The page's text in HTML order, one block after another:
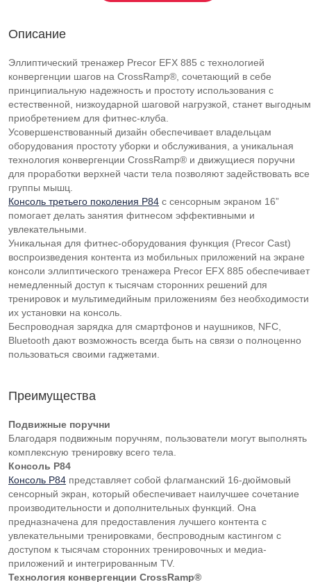
Описание
Эллиптический тренажер Precor EFX 885 с технологией
конвергенции шагов на CrossRamp®, сочетающий в себе
принципиальную надежность и простоту использования с
естественной, низкоударной шаговой нагрузкой, станет выгодным
приобретением для фитнес-клуба.
Усовершенствованный дизайн обеспечивает владельцам
оборудования простоту уборки и обслуживания, а уникальная
технология конвергенции CrossRamp® и движущиеся поручни
для проработки верхней части тела позволяют задействовать все
группы мышц.
Консоль третьего поколения P84 с сенсорным экраном 16”
помогает делать занятия фитнесом эффективными и
увлекательными.
Уникальная для фитнес-оборудования функция (Precor Cast)
воспроизведения контента из мобильных приложений на экране
консоли эллиптического тренажера Precor EFX 885 обеспечивает
немедленный доступ к тысячам сторонних решений для
тренировок и мультимедийным приложениям без необходимости
их установки на консоль.
Беспроводная зарядка для смартфонов и наушников, NFC,
Bluetooth дают возможность всегда быть на связи о полноценно
пользоваться своими гаджетами.
Преимущества
Подвижные поручни
Благодаря подвижным поручням, пользователи могут выполнять
комплексную тренировку всего тела.
Консоль P84
Консоль P84 представляет собой флагманский 16-дюймовый
сенсорный экран, который обеспечивает наилучшее сочетание
производительности и дополнительных функций. Она
предназначена для предоставления лучшего контента с
увлекательными тренировками, беспроводным кастингом с
доступом к тысячам сторонних тренировочных и медиа-
приложений и интегрированным TV.
Технология конвергенции CrossRamp®